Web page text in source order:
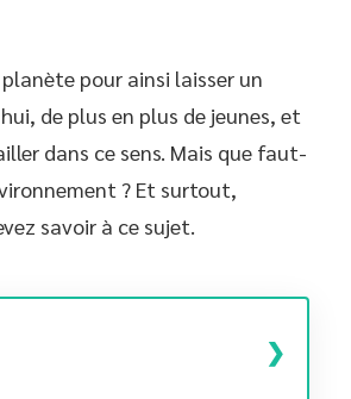
pour ainsi laisser un
de plus en plus de jeunes, et
dans ce sens. Mais que faut-
? Et surtout,
savoir à ce sujet.